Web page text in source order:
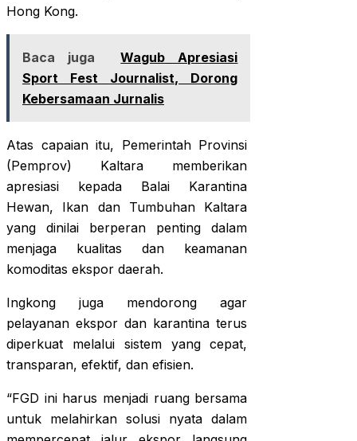
Hong Kong.
Baca juga
Wagub Apresiasi
Sport Fest Journalist, Dorong
Kebersamaan Jurnalis
Atas capaian itu, Pemerintah Provinsi
(Pemprov) Kaltara memberikan
apresiasi kepada Balai Karantina
Hewan, Ikan dan Tumbuhan Kaltara
yang dinilai berperan penting dalam
menjaga kualitas dan keamanan
komoditas ekspor daerah.
Ingkong juga mendorong agar
pelayanan ekspor dan karantina terus
diperkuat melalui sistem yang cepat,
transparan, efektif, dan efisien.
“FGD ini harus menjadi ruang bersama
untuk melahirkan solusi nyata dalam